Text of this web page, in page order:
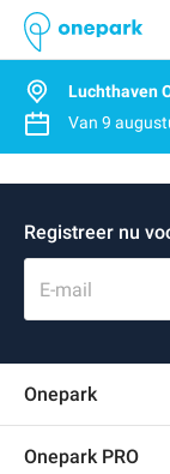
Luchthaven
Van 9
Registreer nu
E-mail
Onepark
Onepark PRO